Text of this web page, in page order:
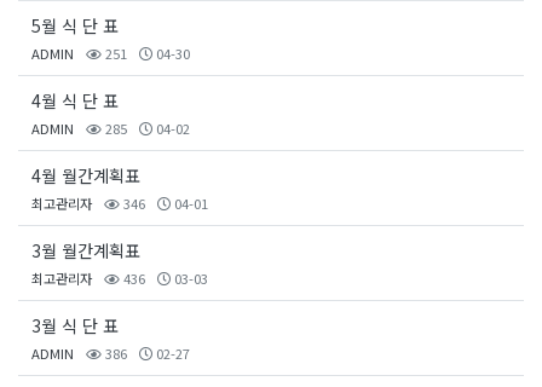
5월 식 단 표
ADMIN 251 04-30
4월 식 단 표
ADMIN 285 04-02
4월 월간계획표
최고관리자 346 04-01
3월 월간계획표
최고관리자 436 03-03
3월 식 단 표
ADMIN 386 02-27